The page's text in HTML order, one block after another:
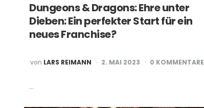
Dungeons & Dragons: Ehre unter
Dieben: Ein perfekter Start für ein
neues Franchise?
POSTED
BY
von LARS REIMANN 2. MAI 2023 0 KOMMENTARE
…